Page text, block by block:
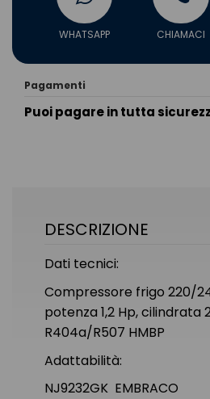
WHATSAPP CHIAMACI
Pagamenti
Puoi pagare in tutta
DESCRIZIONE
Dati tecnici:
Compressore frigo 220/
potenza 1,2 Hp, cilindrata
R404a/R507 HMBP
Adattabilità:
NJ9232GK EMBRACO